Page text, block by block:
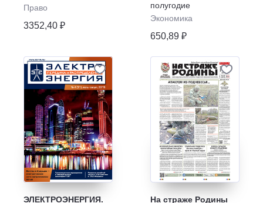
Право
3352,40 ₽
полугодие
Экономика
650,89 ₽
ЭЛЕКТРОЭНЕРГИЯ.
На страже Родины